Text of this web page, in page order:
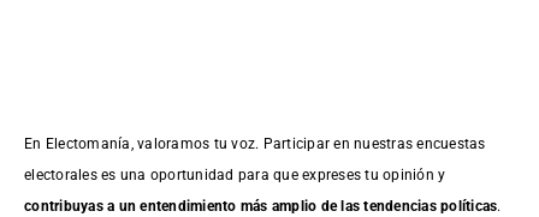
En Electomanía, valoramos tu voz. Participar en nuestras encuestas
electorales es una oportunidad para que expreses tu opinión y
contribuyas a un entendimiento más amplio de las tendencias políticas.